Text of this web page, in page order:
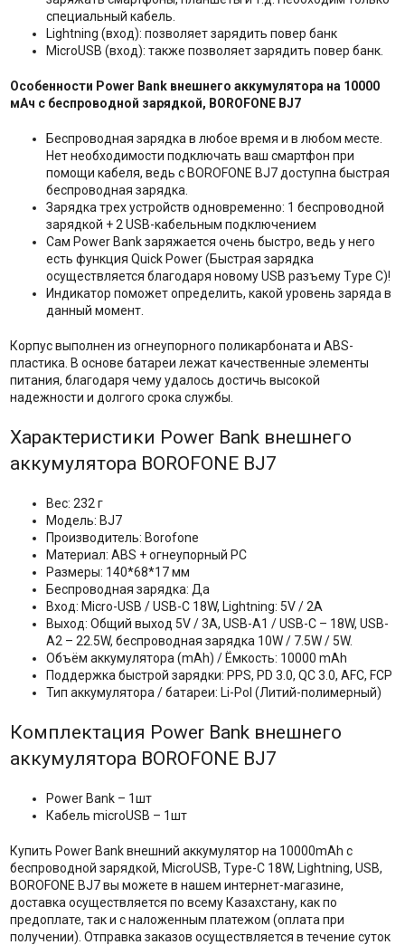
специальный кабель.
Lightning (вход): позволяет зарядить повер банк
MicroUSB (вход): также позволяет зарядить повер банк.
Особенности Power Bank внешнего аккумулятора на 10000
мАч с беспроводной зарядкой, BOROFONE BJ7
Беспроводная зарядка в любое время и в любом месте.
Нет необходимости подключать ваш смартфон при
помощи кабеля, ведь с BOROFONE BJ7 доступна быстрая
беспроводная зарядка.
Зарядка трех устройств одновременно: 1 беспроводной
зарядкой + 2 USB-кабельным подключением
Сам Power Bank заряжается очень быстро, ведь у него
есть функция Quick Power (Быстрая зарядка
осуществляется благодаря новому USB разъему Type C)!
Индикатор поможет определить, какой уровень заряда в
данный момент.
Корпус выполнен из огнеупорного поликарбоната и ABS-
пластика. В основе батареи лежат качественные элементы
питания, благодаря чему удалось достичь высокой
надежности и долгого срока службы.
Характеристики Power Bank внешнего
аккумулятора BOROFONE BJ7
Вес: 232 г
Модель: BJ7
Производитель: Borofone
Материал: ABS + огнеупорный PC
Размеры: 140*68*17 мм
Беспроводная зарядка: Да
Вход: Micro-USB / USB-C 18W, Lightning: 5V / 2A
Выход: Общий выход 5V / 3A, USB-A1 / USB-C – 18W, USB-
A2 – 22.5W, беспроводная зарядка 10W / 7.5W / 5W.
Объём аккумулятора (mAh) / Ёмкость: 10000 mAh
Поддержка быстрой зарядки: PPS, PD 3.0, QC 3.0, AFC, FCP
Тип аккумулятора / батареи: Li-Pol (Литий-полимерный)
Комплектация Power Bank внешнего
аккумулятора BOROFONE BJ7
Power Bank – 1шт
Кабель microUSB – 1шт
Купить Power Bank внешний аккумулятор на 10000mAh с
беспроводной зарядкой, MicroUSB, Type-C 18W, Lightning, USB,
BOROFONE BJ7 вы можете в нашем интернет-магазине,
доставка осуществляется по всему Казахстану, как по
предоплате, так и с наложенным платежом (оплата при
получении). Отправка заказов осуществляется в течение суток